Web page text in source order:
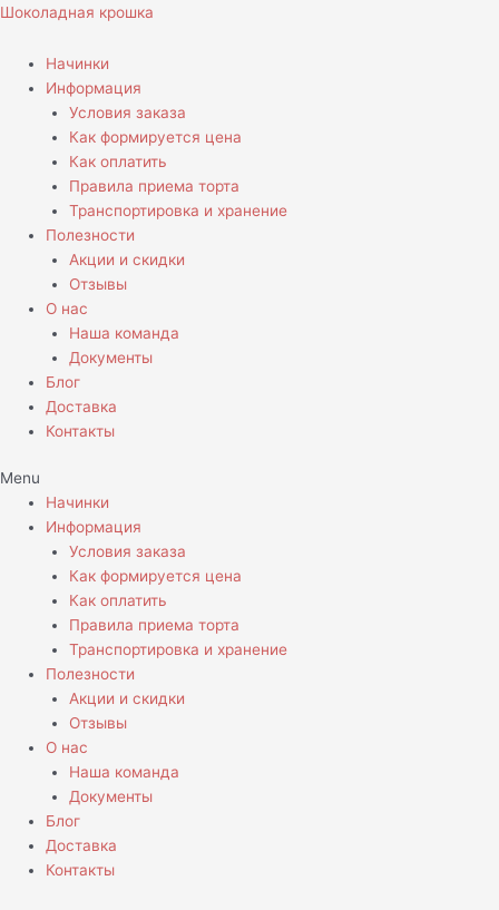
Перейти
содержимому
Шоколадная крошка
Начинки
Информация
Условия заказа
Как формируется цена
Как оплатить
Правила приема торта
Транспортировка и хранение
Полезности
Акции и скидки
Отзывы
О нас
Наша команда
Документы
Блог
Доставка
Контакты
Menu
Начинки
Информация
Условия заказа
Как формируется цена
Как оплатить
Правила приема торта
Транспортировка и хранение
Полезности
Акции и скидки
Отзывы
О нас
Наша команда
Документы
Блог
Доставка
Контакты
Количество
Торт
Ведро
курочкой